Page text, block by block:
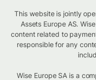
This website is jointly
Assets Europe AS.
content related to
responsible for any
Wise Europe SA is a